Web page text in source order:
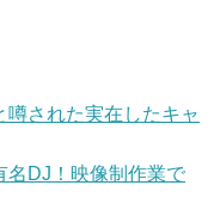
噂された実在したキャ
名DJ！映像制作業で